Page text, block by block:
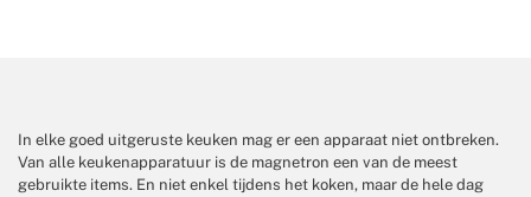
In elke goed uitgeruste keuken mag er een apparaat niet ontbreken.
Van alle keukenapparatuur is de magnetron een van de meest
gebruikte items. En niet enkel tijdens het koken, maar de hele dag